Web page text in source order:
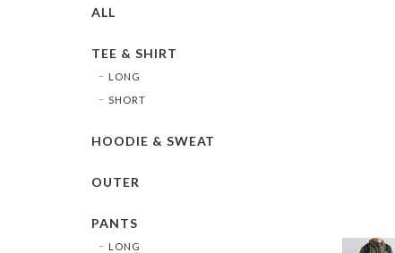
ALL
TEE & SHIRT
LONG
SHORT
HOODIE & SWEAT
OUTER
PANTS
LONG